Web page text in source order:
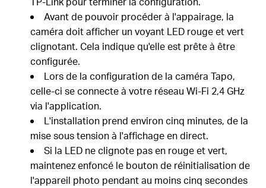
Avant de pouvoir procéder à l'appairage, la
caméra doit afficher un voyant LED rouge et vert
clignotant. Cela indique qu'elle est prête à être
configurée.
Lors de la configuration de la caméra Tapo,
celle-ci se connecte à votre réseau Wi-Fi 2,4 GHz
via l'application.
L'installation prend environ cinq minutes, de la
mise sous tension à l'affichage en direct.
Si la LED ne clignote pas en rouge et vert,
maintenez enfoncé le bouton de réinitialisation de
l'appareil photo pendant au moins cinq secondes